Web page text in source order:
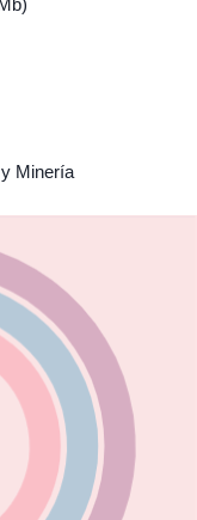
Minería